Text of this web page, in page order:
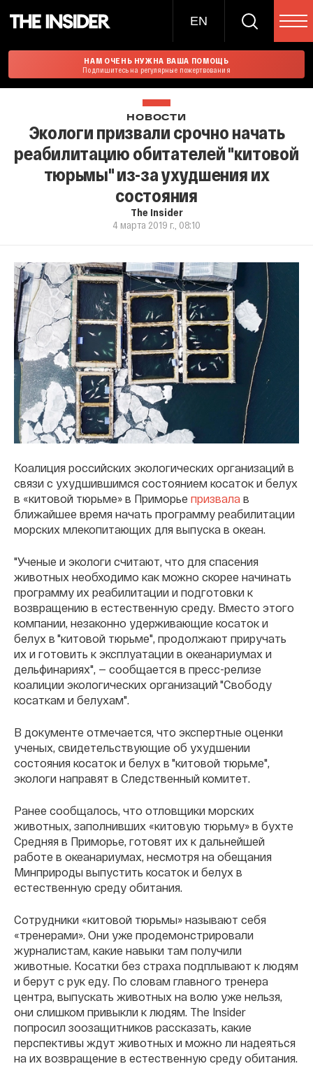
EN
НАМ ОЧЕНЬ НУЖНА ВАША ПОМОЩЬ
Подпишитесь на регулярные пожертвования
НОВОСТИ
Экологи призвали срочно начать
реабилитацию обитателей "китовой
тюрьмы" из-за ухудшения их
состояния
The Insider
4 марта 2019 г., 08:10
Коалиция российских экологических организаций в
связи с ухудшившимся состоянием косаток и белух
в «китовой тюрьме» в Приморье призвала в
ближайшее время начать программу реабилитации
морских млекопитающих для выпуска в океан.
"Ученые и экологи считают, что для спасения
животных необходимо как можно скорее начинать
программу их реабилитации и подготовки к
возвращению в естественную среду. Вместо этого
компании, незаконно удерживающие косаток и
белух в "китовой тюрьме", продолжают приручать
их и готовить к эксплуатации в океанариумах и
дельфинариях", — сообщается в пресс-релизе
коалиции экологических организаций "Свободу
косаткам и белухам".
В документе отмечается, что экспертные оценки
ученых, свидетельствующие об ухудшении
состояния косаток и белух в "китовой тюрьме",
экологи направят в Следственный комитет.
Ранее сообщалось, что отловщики морских
животных, заполнивших «китовую тюрьму» в бухте
Средняя в Приморье, готовят их к дальнейшей
работе в океанариумах, несмотря на обещания
Минприроды выпустить косаток и белух в
естественную среду обитания.
Сотрудники «китовой тюрьмы» называют себя
«тренерами». Они уже продемонстрировали
журналистам, какие навыки там получили
животные. Косатки без страха подплывают к людям
и берут с рук еду. По словам главного тренера
центра, выпускать животных на волю уже нельзя,
они слишком привыкли к людям. The Insider
попросил зоозащитников рассказать, какие
перспективы ждут животных и можно ли надеяться
на их возвращение в естественную среду обитания.